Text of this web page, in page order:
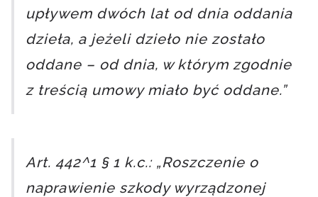
upływem dwóch lat od dnia oddania
dzieła, a jeżeli dzieło nie zostało
oddane – od dnia, w którym zgodnie
z treścią umowy miało być oddane.”
Art. 442^1 § 1 k.c.: „Roszczenie o
naprawienie szkody wyrządzonej